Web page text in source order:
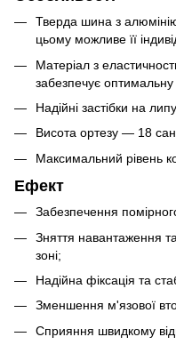
Тверда шина з
цьому можливе її
Матеріал з
забезпечує оптимальну
Надійні застібки на
Висота ортезу — 18
Максимальний рівень
Ефект
Забезпечення
Зняття навантаження
зоні;
Надійна фіксація та
Зменшення м'язової
Сприяння швидкому